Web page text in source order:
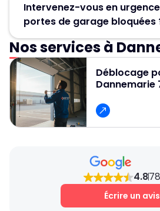
les pièces défectueuses
câbles, rails) sont
d’éviter un changement
Intervenez-vous en
portes de garage bloquées
Oui, un service d’urgence
24h/24 et 7j/7 pour
rapidement les portes de
Nos services à
Déblocage
Dannemarie
4.8
Écrire un avis